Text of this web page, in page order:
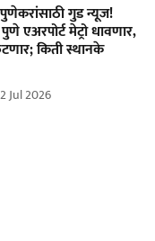
गुड न्यूज!
एअरपोर्ट मेट्रो धावणार,
किती स्थानके
Jul 2026